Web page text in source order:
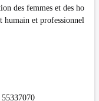
des femmes et des ho
humain et professionnel